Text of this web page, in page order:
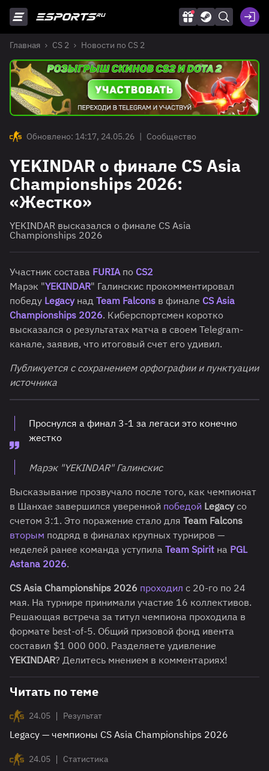
Главная CS 2 Новости по CS 2
Обновлено: 14:17, 24.05.26 | Сообщество
YEKINDAR о финале CS Asia
Championships 2026:
«Жестко»
YEKINDAR высказался о финале CS Asia
Championships 2026
Участник состава FURIAпо CS2
Марэк "YEKINDAR" Галинскис прокомментировал
победу Legacyнад Team Falcons в финале CS Asia
Championships 2026. Киберспортсмен коротко
высказался о результатах матча в своем Telegram-
канале, заявив, что итоговый счет его удивил.
Публикуется с сохранением орфографии и пунктуации
источника
Проснулся а финал 3-1 за легаси это конечно
жестко
Марэк "YEKINDAR" Галинскис
Высказывание прозвучало после того, как чемпионат
в Шанхае завершился уверенной победой Legacyсо
счетом 3:1. Это поражение стало для Team Falcons
вторым подряд в финалах крупных турниров —
неделей ранее команда уступила Team Spirit на PGL
Astana 2026.
CS Asia Championships 2026 проходил с 20-го по 24
мая. На турнире принимали участие 16 коллективов.
Решающая встреча за титул чемпиона проходила в
формате best-of-5. Общий призовой фонд ивента
составил $1 000 000. Разделяете удивление
YEKINDAR? Делитесь мнением в комментариях!
Читать по теме
24.05 | Результат
Legacy — чемпионы CS Asia Championships 2026
24.05 | Статистика